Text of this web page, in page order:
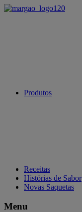
Produtos
Receitas
Histórias de Sabor
Novas Saquetas
Menu